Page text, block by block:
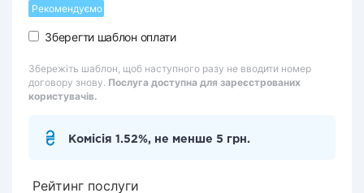
Рекомендуємо
Зберегти шаблон оплати
Збережіть шаблон, щоб наступного разу не вводити номер
договору знову. Послуга доступна для зареєстрованих
користувачів.
Комісія 1.52%, не менше 5 грн.
Рейтинг послуги